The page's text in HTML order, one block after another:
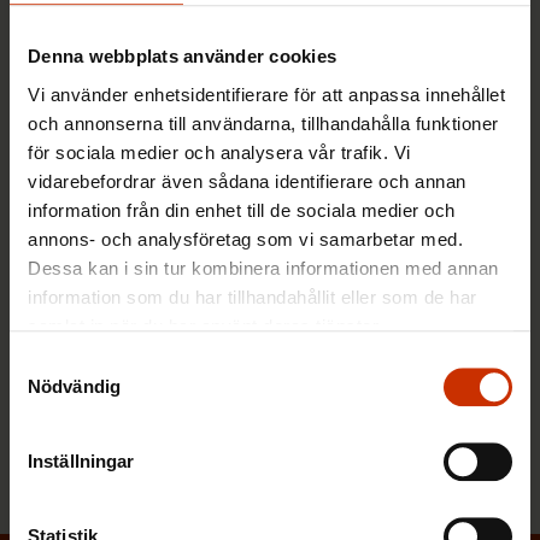
Denna webbplats använder cookies
Vi använder enhetsidentifierare för att anpassa innehållet
och annonserna till användarna, tillhandahålla funktioner
för sociala medier och analysera vår trafik. Vi
vidarebefordrar även sådana identifierare och annan
information från din enhet till de sociala medier och
annons- och analysföretag som vi samarbetar med.
Dessa kan i sin tur kombinera informationen med annan
information som du har tillhandahållit eller som de har
Nödvändig
Inställningar
Sami Kaita och Emma Hyvönen vill
båda förbättra världen – Nu
premierades de med FFC:s
Donarstipendium
FFC belönar aktiva arbetstagare som
är stolta över sitt yrke